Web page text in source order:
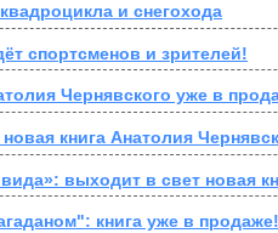
и снегохода
спортсменов и зрителей!
Чернявского уже в
книга Анатолия
выходит в свет новая
книга уже в продаже!